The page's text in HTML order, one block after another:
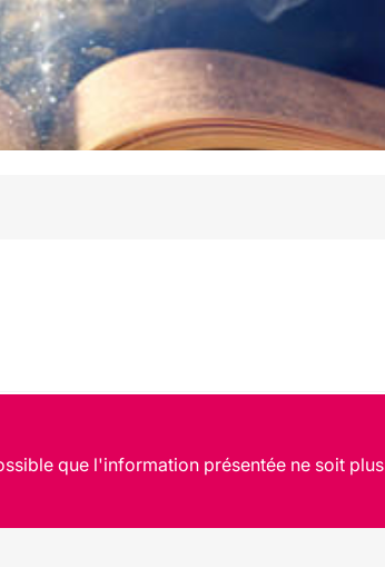
que l'information présentée ne soit plus